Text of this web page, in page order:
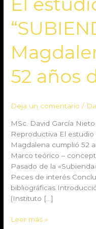
52 años
Deja un comentario /
MSc. David García
Reproductiva El
Magdalena cumplió 52
Marco teórico –
Pasado de la
Peces de interés
bibliográficas
(Instituto […]
estudio
en
el
río
Magdalena
52
de
ejecutado
Leer más »